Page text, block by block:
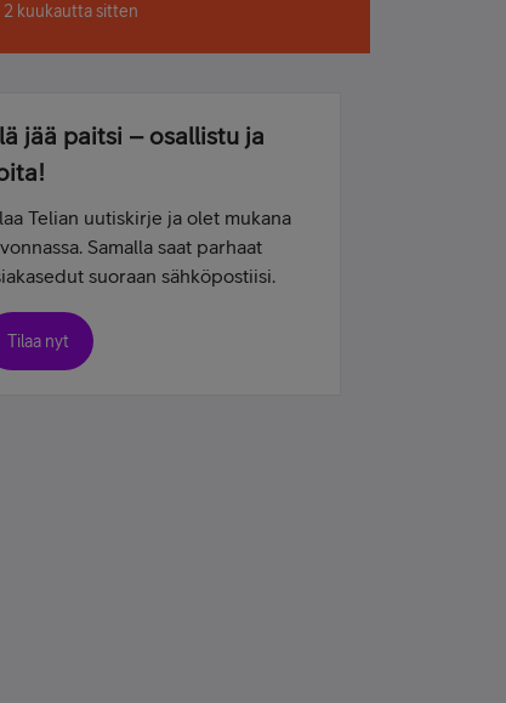
2 kuukautta sitten
jää paitsi – osallistu ja
Telian uutiskirje ja olet mukana
Samalla saat parhaat
suoraan sähköpostiisi.
Tilaa nyt